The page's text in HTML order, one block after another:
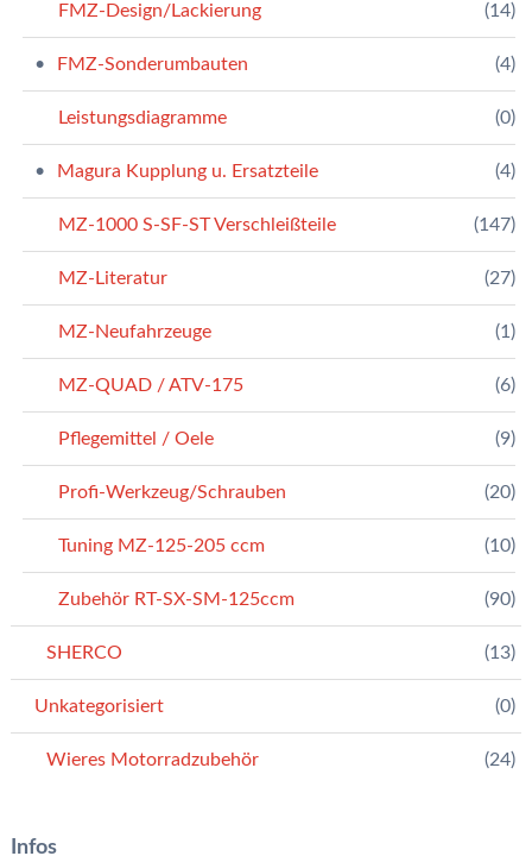
FMZ-Design/Lackierung (14)
FMZ-Sonderumbauten (4)
Leistungsdiagramme (0)
Magura Kupplung u. Ersatzteile (4)
MZ-1000 S-SF-ST Verschleißteile (147)
MZ-Literatur (27)
MZ-Neufahrzeuge (1)
MZ-QUAD / ATV-175 (6)
Pflegemittel / Oele (9)
Profi-Werkzeug/Schrauben (20)
Tuning MZ-125-205 ccm (10)
Zubehör RT-SX-SM-125ccm (90)
SHERCO (13)
Unkategorisiert (0)
Wieres Motorradzubehör (24)
Infos